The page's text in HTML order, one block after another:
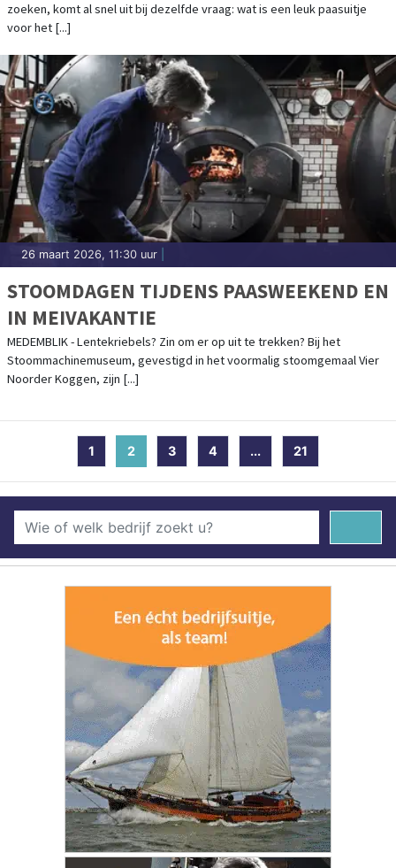
zoeken, komt al snel uit bij dezelfde vraag: wat is een leuk paasuitje
voor het [...]
26 maart 2026, 11:30 uur
STOOMDAGEN TIJDENS PAASWEEKEND EN
IN MEIVAKANTIE
MEDEMBLIK - Lentekriebels? Zin om er op uit te trekken? Bij het
Stoommachinemuseum, gevestigd in het voormalig stoomgemaal Vier
Noorder Koggen, zijn [...]
1 2 (current)
3 4 ... 21